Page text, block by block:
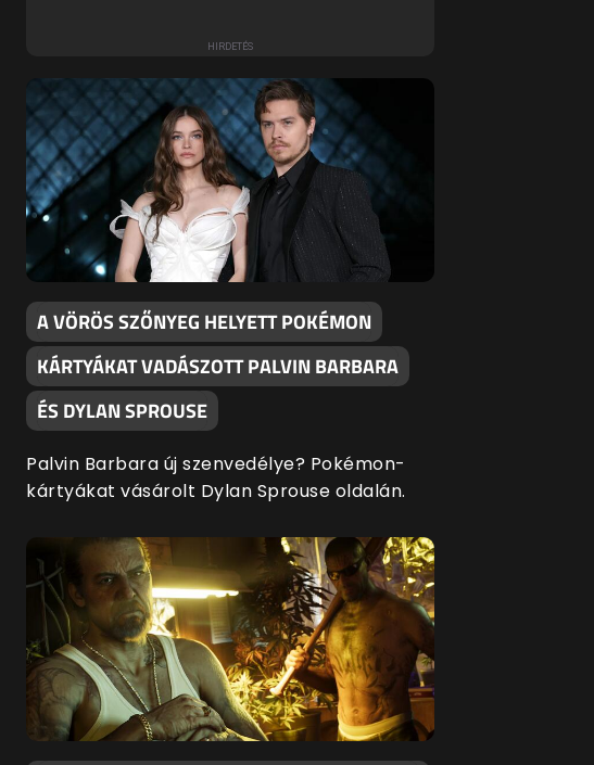
A VÖRÖS SZŐNYEG HELYETT POKÉMON
KÁRTYÁKAT VADÁSZOTT PALVIN BARBARA
ÉS DYLAN SPROUSE
Palvin Barbara új szenvedélye? Pokémon-
kártyákat vásárolt Dylan Sprouse oldalán.